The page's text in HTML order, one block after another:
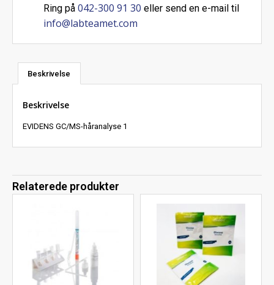
Ring på 042-300 91 30 eller send en e-mail til
info@labteamet.com
Beskrivelse
Beskrivelse
EVIDENS GC/MS-håranalyse 1
Relaterede produkter